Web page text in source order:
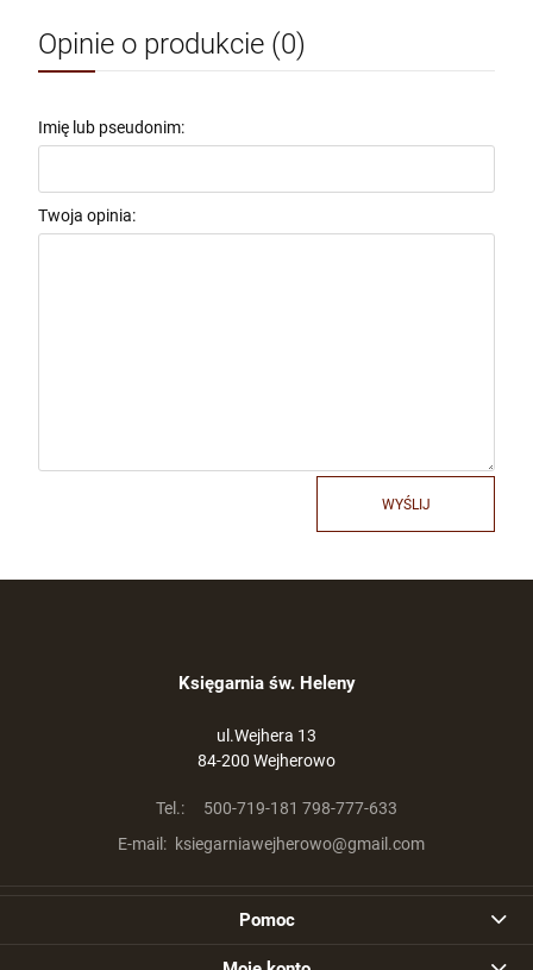
790,00 zł
RÓŻANIEC BURSZTYNOWY NA SZNURKU
490,00 zł
RÓŻANIEC SREBRNY Z BURSZTYNU SR/1500
1 590,00 zł
szt.
Opinie o produkcie (0)
Imię lub pseudonim:
Twoja opinia:
WYŚLIJ
Księgarnia św. Heleny
ul.Wejhera 13
84-200 Wejherowo
Tel.:
500-719-181 798-777-633
E-mail: ksiegarniawejherowo@gmail.com
Pomoc